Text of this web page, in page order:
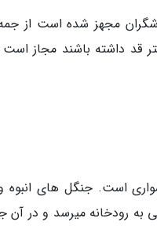
مجهز شده است از
برای افرادی که بالاتر از 120 سانتی
است. جنگل های
رودخانه میرسد و در آن